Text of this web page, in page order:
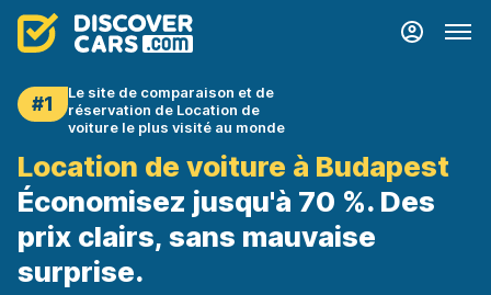
#1
Le site de comparaison et de
réservation de Location de
voiture le plus visité au monde
Location de voiture à Budapest
Économisez jusqu'à 70 %. Des
prix clairs, sans mauvaise
surprise.